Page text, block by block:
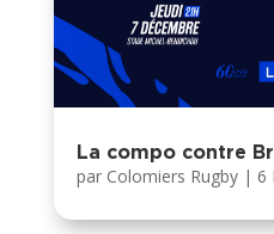
La compo contre
par Colomiers Rugby| 6